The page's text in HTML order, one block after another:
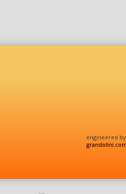
engineered